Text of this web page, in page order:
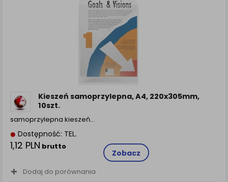
Kieszeń samoprzylepna, A4, 220x305mm,
10szt.
samoprzylepna kieszeń…
Dostępność: TEL.
1,12 PLN brutto
Zobacz
Dodaj do porównania
informacje o tym jak to zrobić . Te same informacje
znajdziesz także na podstronie z naszą polityką
prywatności obowiązującą od 25 maja 2018.
W przypadku użytkowników zalogowanych, aby
umożliwić prawidłową realizację Umowy z Państwem i
związane z tym prawidłowe działanie naszej strony
www, a w szczególności np. wysłanie potwierdzenia
Państwu prawidłowych informacji o promocjach czy
cenach indywidualnych, ważna jest Państwa
wcześniejsza zgoda której udzieliliście podczas
zakładania konta.
Każda Państwa zgoda jest dobrowolna i można ją w
dowolnym momencie wycofać.
Polityka prywatności (rozwiń)
Klauzula Informacyjna (rozwiń)